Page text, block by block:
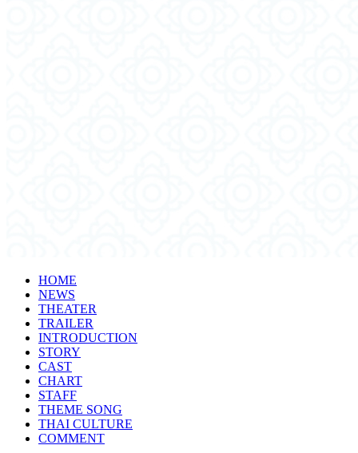
HOME
NEWS
THEATER
TRAILER
INTRODUCTION
STORY
CAST
CHART
STAFF
THEME SONG
THAI CULTURE
COMMENT